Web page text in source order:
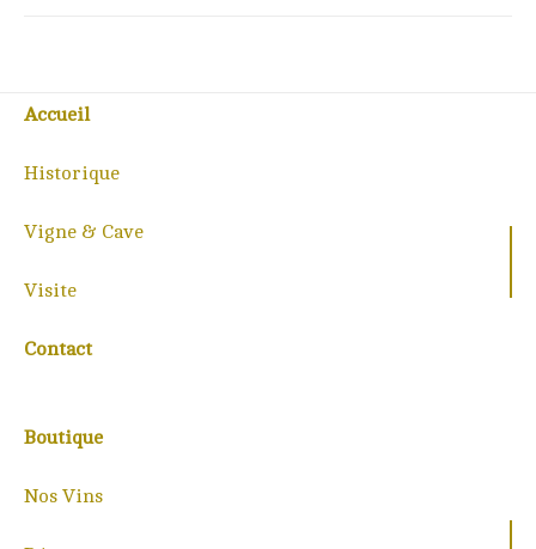
Accueil
Historique
Vigne & Cave
Visite
Contact
Boutique
Nos Vins